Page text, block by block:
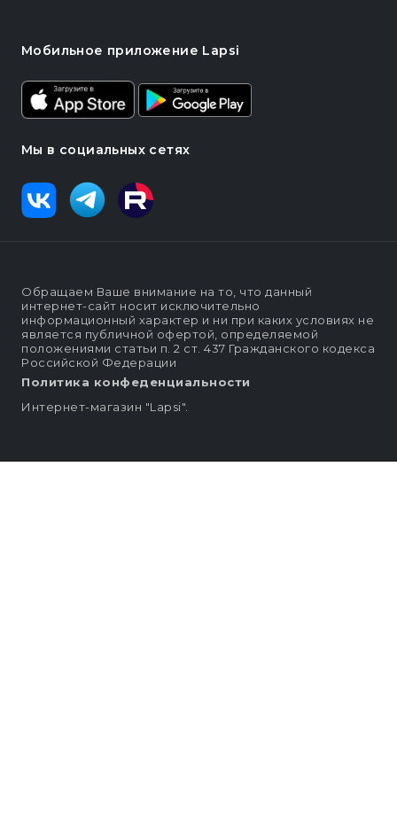
Мобильное приложение Lapsi
Мы в социальных сетях
Обращаем Ваше внимание на то, что данный
интернет-сайт носит исключительно
информационный характер и ни при каких условиях не
является публичной офертой, определяемой
положениями статьи п. 2 ст. 437 Гражданского кодекса
Российской Федерации
Политика конфеденциальности
Интернет-магазин "Lapsi".